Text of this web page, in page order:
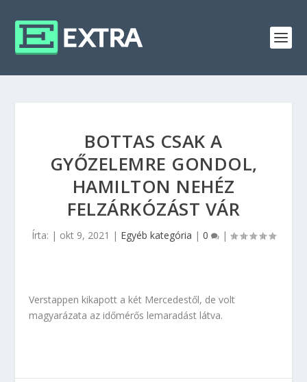
BOTTAS CSAK A
GYŐZELEMRE GONDOL,
HAMILTON NEHÉZ
FELZÁRKÓZÁST VÁR
Írta: | okt 9, 2021 | Egyéb kategória | 0 |
Verstappen kikapott a két Mercedestől, de volt
magyarázata az időmérős lemaradást látva.